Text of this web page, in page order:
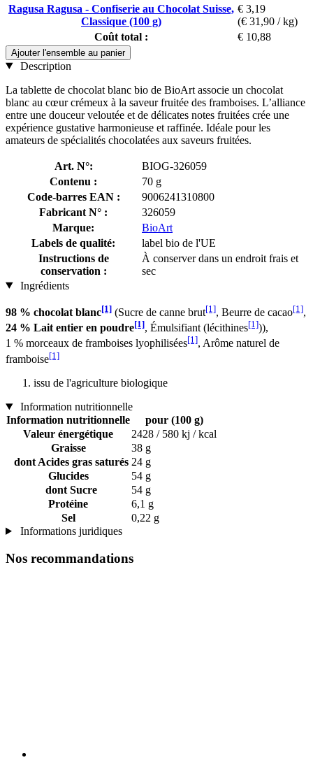
Ragusa Ragusa - Confiserie au Chocolat Suisse,
Classique (100 g)
€ 3,19
(€ 31,90 / kg)
Coût total :
€ 10,88
Ajouter l'ensemble au panier
Description
La tablette de chocolat blanc bio de BioArt associe un chocolat
blanc au cœur crémeux à la saveur fruitée des framboises. L’alliance
entre une douceur veloutée et de délicates notes fruitées crée une
expérience gustative harmonieuse et raffinée. Idéale pour les
amateurs de spécialités chocolatées aux saveurs fruitées.
Art. N°:
BIOG-326059
Contenu :
70 g
Code-barres EAN :
9006241310800
Fabricant N° :
326059
Marque:
BioArt
Labels de qualité:
label bio de l'UE
Instructions de
conservation :
À conserver dans un endroit frais et
sec
Ingrédients
98 % chocolat blanc[1] (Sucre de canne brut[1], Beurre de cacao[1],
24 % Lait entier en poudre[1], Émulsifiant (lécithines[1])),
1 % morceaux de framboises lyophilisées[1], Arôme naturel de
framboise[1]
issu de l'agriculture biologique
Information nutritionnelle
Information nutritionnelle
pour (100 g)
Valeur énergétique
2428 / 580 kj / kcal
Graisse
38 g
dont Acides gras saturés 24 g
Glucides
54 g
dont Sucre
54 g
Protéine
6,1 g
Sel
0,22 g
Informations juridiques
Nos recommandations